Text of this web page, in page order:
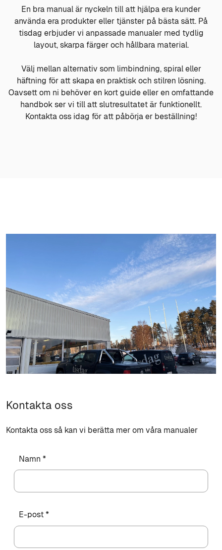
En bra manual är nyckeln till att hjälpa era kunder
använda era produkter eller tjänster på bästa sätt. På
tisdag erbjuder vi anpassade manualer med tydlig
layout, skarpa färger och hållbara material.
Välj mellan alternativ som limbindning, spiral eller
häftning för att skapa en praktisk och stilren lösning.
Oavsett om ni behöver en kort guide eller en omfattande
handbok ser vi till att slutresultatet är funktionellt.
Kontakta oss idag för att påbörja er beställning!
Kontakta oss
Kontakta oss så kan vi berätta mer om våra manualer
Namn *
E-post *